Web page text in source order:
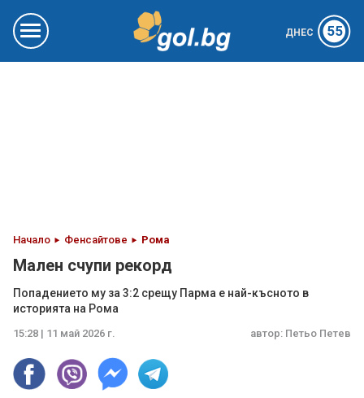
ДНЕС 55
Начало Фенсайтове Рома
Мален счупи рекорд
Попадението му за 3:2 срещу Парма е най-късното в
историята на Рома
15:28 | 11 май 2026 г. автор: Петьо Петев